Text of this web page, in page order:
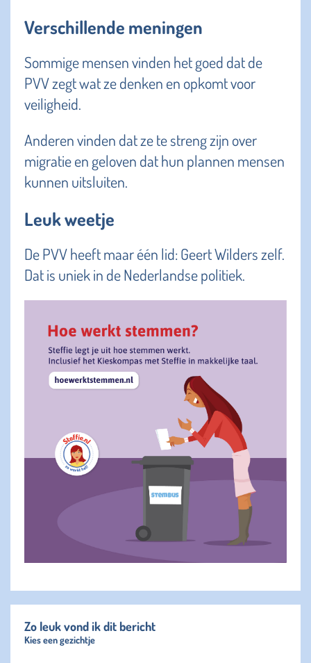
Verschillende meningen
Sommige mensen vinden het goed dat de
PVV zegt wat ze denken en opkomt voor
veiligheid.
Anderen vinden dat ze te streng zijn over
migratie en geloven dat hun plannen mensen
kunnen uitsluiten.
Leuk weetje
De PVV heeft maar één lid: Geert Wilders zelf.
Dat is uniek in de Nederlandse politiek.
Zo leuk vond ik dit bericht
Kies een gezichtje